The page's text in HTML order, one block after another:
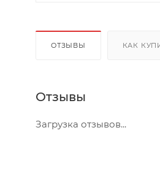
ОТЗЫВЫ КАК
Отзывы
Загрузка отзывов...